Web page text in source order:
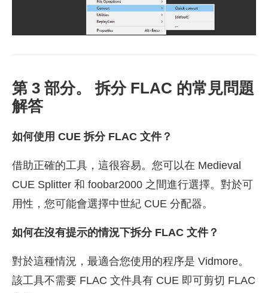
第 3 部分。 拆分 FLAC 的常見問題
解答
如何使用 CUE 拆分 FLAC 文件？
借助正確的工具，這很容易。您可以在 Medieval
CUE Splitter 和 foobar2000 之間進行選擇。對於可
用性，您可能會選擇中世紀 CUE 分配器。
如何在沒有提示的情況下拆分 FLAC 文件？
對於這種情況，最適合您使用的程序是 Vidmore。
該工具不需要 FLAC 文件具有 CUE 即可剪切 FLAC